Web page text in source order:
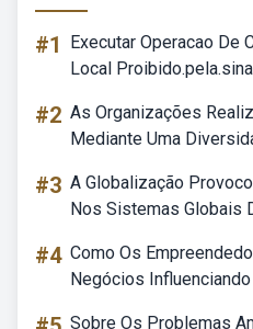
#1
Executar Operacao De
Local
#2 As Organizações
Mediante Uma
#3 A Globalização
Nos Sistemas Globais
#4 Como Os
Negócios
Sobre Os Problemas